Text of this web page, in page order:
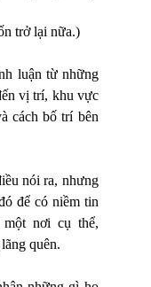
trở lại nữa.)
luận từ những
vị trí, khu vực
cách bố trí bên
nói ra, nhưng
để có niềm tin
nơi cụ thể,
quên.